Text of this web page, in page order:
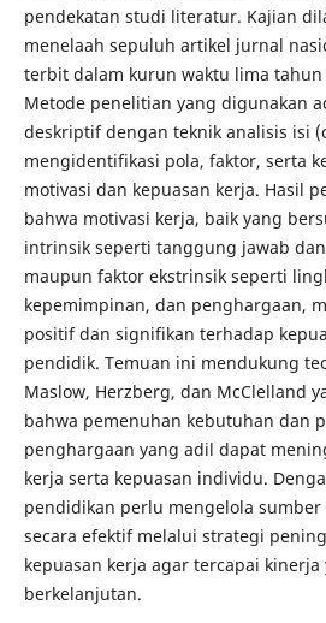
pendekatan studi literatur. Kajian
menelaah sepuluh artikel jurnal
terbit dalam kurun waktu lima tahun
Metode penelitian yang digunakan
deskriptif dengan teknik analisis isi
mengidentifikasi pola, faktor, serta
motivasi dan kepuasan kerja. Hasil
bahwa motivasi kerja, baik yang
intrinsik seperti tanggung jawab
maupun faktor ekstrinsik seperti
kepemimpinan, dan penghargaan,
positif dan signifikan terhadap
pendidik. Temuan ini mendukung
Maslow, Herzberg, dan McClelland
bahwa pemenuhan kebutuhan dan
penghargaan yang adil dapat
kerja serta kepuasan individu.
pendidikan perlu mengelola sumber
secara efektif melalui strategi
kepuasan kerja agar tercapai
berkelanjutan.